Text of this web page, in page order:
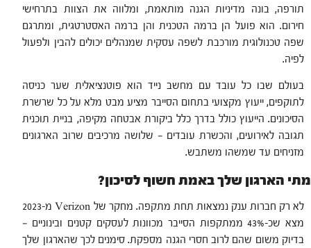
תורפה, בונה מדיניות הגנה מותאמת, ומלווה את הצוות בתרחישי
חירום. הוא פועל הן ברמה הטכנית והן ברמה האסטרטגית, ומתרגם
שפה טכנולוגית מורכבת לשפה עסקית שמנהלים יכולים להבין ולפעול
לפיה.
בעולם שבו כל עובד עם מחשב נייד הוא פוטנציאלית שער כניסה
לתוקפים, ייעוץ מקצועי בתחום הסייבר מציע מבט מלא על כל שרשרת
הסיכונים. הייעוץ כולל בדרך כלל ביקורת אבטחה מקיפה, בניית תוכנית
תגובה לאירועים, והכשרת עובדים — שלושה מרכיבים שרוב הארגונים
מזניחים עד שמשהו משתבש.
מתי הארגון שלך באמת חשוף לסיכון?
לא רק חברות ענק נמצאות תחת מתקפה. מחקר של Verizon מ-2023
מצא שכ-43% ממתקפות הסייבר מכוונות לעסקים קטנים ובינוניים —
בדיוק משום שהם לרוב חסרי הגנה מספקת. סימנים לכך שהארגון שלך